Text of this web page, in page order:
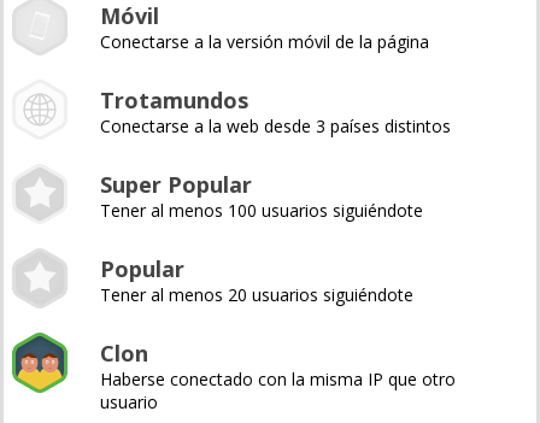
Móvil
Conectarse a la versión móvil de la página
Trotamundos
Conectarse a la web desde 3 países distintos
Super Popular
Tener al menos 100 usuarios siguiéndote
Popular
Tener al menos 20 usuarios siguiéndote
Clon
Haberse conectado con la misma IP que otro
usuario